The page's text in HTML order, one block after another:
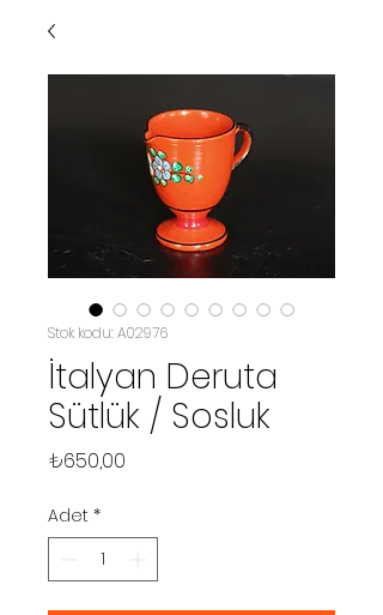
Stok kodu: A02976
İtalyan Deruta
Sütlük / Sosluk
₺650,00
Adet *